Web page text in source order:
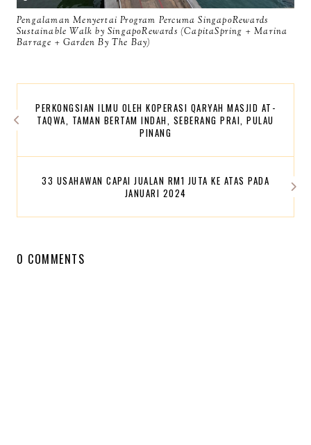
Pengalaman Menyertai Program Percuma SingapoRewards
Sustainable Walk by SingapoRewards (CapitaSpring + Marina
Barrage + Garden By The Bay)
PERKONGSIAN ILMU OLEH KOPERASI QARYAH MASJID AT-
TAQWA, TAMAN BERTAM INDAH, SEBERANG PRAI, PULAU
PINANG
33 USAHAWAN CAPAI JUALAN RM1 JUTA KE ATAS PADA
JANUARI 2024
0 COMMENTS